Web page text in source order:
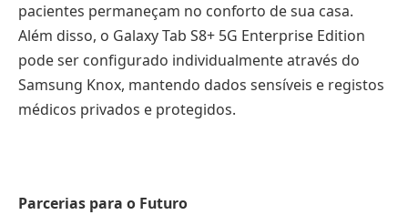
pacientes permaneçam no conforto de sua casa.
Além disso, o Galaxy Tab S8+ 5G Enterprise Edition
pode ser configurado individualmente através do
Samsung Knox, mantendo dados sensíveis e registos
médicos privados e protegidos.
Parcerias para o Futuro